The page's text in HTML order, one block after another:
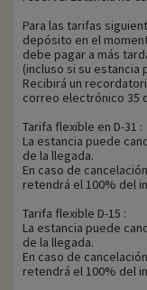
Para las tarifas
depósito en el
debe pagar a más
(incluso si su estancia
Recibirá un
correo electrónico 35
Tarifa flexible en D-31 :
La estancia puede
de la llegada.
En caso de
retendrá el 100% del
Tarifa flexible D-15 :
La estancia puede
de la llegada.
En caso de
retendrá el 100% del